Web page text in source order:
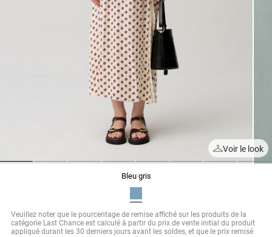
Voir le look
bleu gris
Veuillez noter que le pourcentage de remise affiché sur les produits de la
catégorie Last Chance est calculé à partir du prix de vente initial du produit
appliqué durant les 30 derniers jours avant les soldes, et que le prix remisé